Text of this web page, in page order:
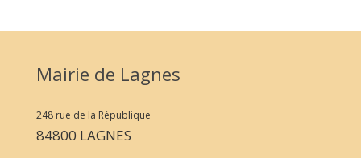
Mairie de Lagnes
248 rue de la République
84800 LAGNES